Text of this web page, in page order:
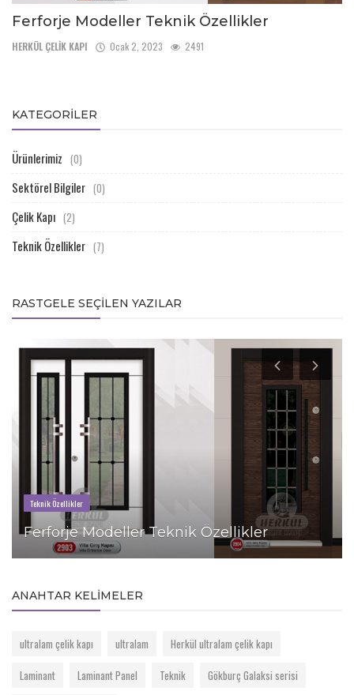
Ferforje Modeller Teknik Özellikler
HERKÜL ÇELİK KAPI Ocak 2, 2023 2491
KATEGORILER
Ürünlerimiz (0)
Sektörel Bilgiler (0)
Çelik Kapı (2)
Teknik Özellikler (7)
RASTGELE SEÇILEN YAZILAR
Teknik Özellikler
Ferforje Modeller Teknik Özellikler
ANAHTAR KELIMELER
ultralam çelik kapı ultralam
Herkül ultralam çelik kapı
Laminant
Laminant Panel Teknik
Gökburç Galaksi serisi